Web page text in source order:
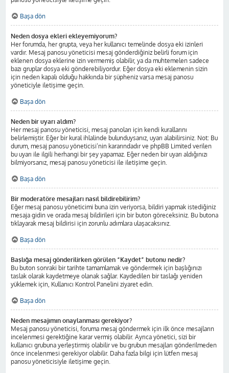
Başa dön
Neden dosya ekleri ekleyemiyorum?
Her forumda, her grupta, veya her kullanıcı temelinde dosya eki izinleri
vardır. Mesaj panosu yöneticisi mesaj gönderdiğiniz belirli forum için
eklenen dosya eklerine izin vermemiş olabilir, ya da muhtemelen sadece
bazı gruplar dosya eki gönderebiliyordur. Eğer dosya eki eklemenin sizin
için neden kapalı olduğu hakkında bir şüpheniz varsa mesaj panosu
yöneticiyle iletişime geçin.
Başa dön
Neden bir uyarı aldım?
Her mesaj panosu yöneticisi, mesaj panoları için kendi kurallarını
belirlemiştir. Eğer bir kural ihlalinde bulunduysanız, uyarı alabilirsiniz. Not: Bu
durum, mesaj panosu yöneticisi’nin kararındadır ve phpBB Limited verilen
bu uyarı ile ilgili herhangi bir şey yapamaz. Eğer neden bir uyarı aldığınızı
bilmiyorsanız, mesaj panosu yöneticisi ile iletişime geçin.
Başa dön
Bir moderatöre mesajları nasıl bildirebilirim?
Eğer mesaj panosu yöneticimi buna izin veriyorsa, bildiri yapmak istediğiniz
mesaja gidin ve orada mesaj bildirileri için bir buton göreceksiniz. Bu butona
tıklayarak mesaj bildirisi için zorunlu adımlara ulaşacaksınız.
Başa dön
Başlığa mesaj gönderilirken görülen “Kaydet” butonu nedir?
Bu buton sonraki bir tarihte tamamlamak ve göndermek için başlığınızı
taslak olarak kaydetmeye olanak sağlar. Kaydedilen bir taslağı yeniden
yüklemek için, Kullanıcı Kontrol Panelini ziyaret edin.
Başa dön
Neden mesajımın onaylanması gerekiyor?
Mesaj panosu yöneticisi, foruma mesaj göndermek için ilk önce mesajların
incelenmesi gerektiğine karar vermiş olabilir. Ayrıca yönetici, sizi bir
kullanıcı grubuna yerleştirmiş olabilir ve bu grubun mesajları gönderilmeden
önce incelenmesi gerekiyor olabilir. Daha fazla bilgi için lütfen mesaj
panosu yöneticisiyle iletişime geçin.